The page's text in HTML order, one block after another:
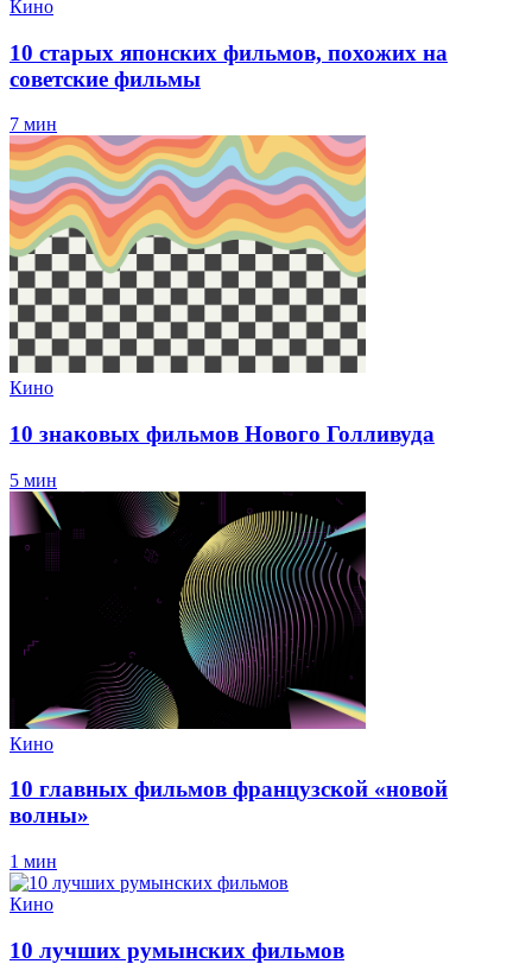
Кино
10 старых японских фильмов, похожих на
советские фильмы
7 мин
Кино
10 знаковых фильмов Нового Голливуда
5 мин
Кино
10 главных фильмов французской «новой
волны»
1 мин
Кино
10 лучших румынских фильмов